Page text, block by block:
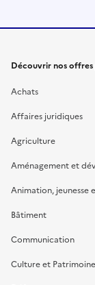
Découvrir nos
Achats
Affaires juridiques
Agriculture
Aménagement et
Animation, jeunesse
Bâtiment
Communication
Culture et Patrimoine